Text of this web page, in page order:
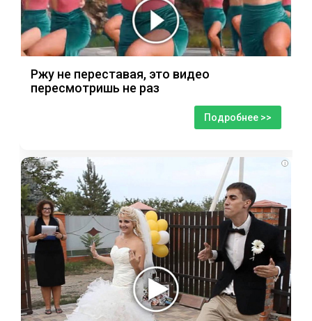
Ржу не переставая, это видео
пересмотришь не раз
Подробнее >>
i